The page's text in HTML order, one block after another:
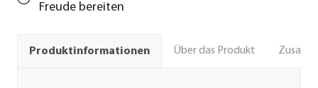
Freude bereiten
Produktinformationen Über das Produkt